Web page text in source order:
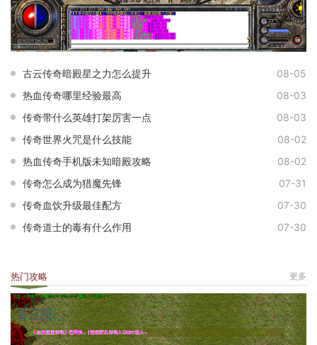
古云传奇暗殿星之力怎么提升
08-05
热血传奇哪里经验最高
08-03
传奇带什么英雄打架厉害一点
08-03
传奇世界火咒是什么技能
08-02
热血传奇手机版未知暗殿攻略
08-02
传奇怎么成为猎魔先锋
07-31
传奇血饮升级最佳配方
07-30
传奇道士的毒有什么作用
07-30
热门攻略 更多